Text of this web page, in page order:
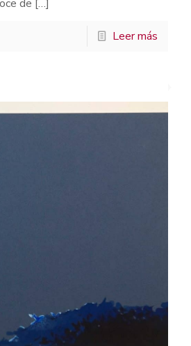
de […]
Leer más